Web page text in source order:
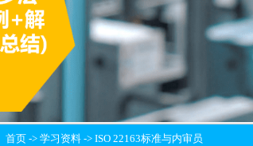
首页-> 学习资料-> ISO 22163标准与内审员